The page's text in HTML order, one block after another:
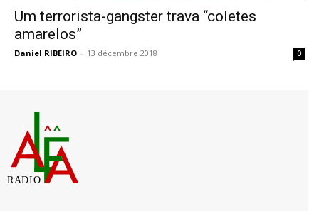
Um terrorista-gangster trava “coletes
amarelos”
Daniel RIBEIRO - 13 décembre 2018 0
RADIO